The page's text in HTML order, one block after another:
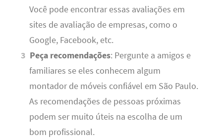
Você pode encontrar essas avaliações em
sites de avaliação de empresas, como o
Google, Facebook, etc.
Peça recomendações: Pergunte a amigos e
familiares se eles conhecem algum
montador de móveis confiável em São Paulo.
As recomendações de pessoas próximas
podem ser muito úteis na escolha de um
bom profissional.